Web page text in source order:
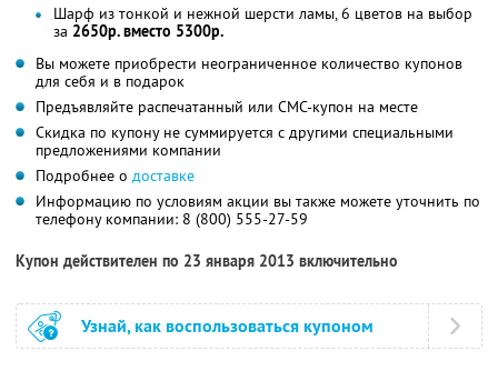
Шарф из тонкой и нежной шерсти ламы, 6 цветов на выбор
за 2650р. вместо 5300р.
Вы можете приобрести неограниченное количество купонов
для себя и в подарок
Предъявляйте распечатанный или СМС-купон на месте
Скидка по купону не суммируется с другими специальными
предложениями компании
Подробнее о доставке
Информацию по условиям акции вы также можете уточнить по
телефону компании: 8 (800) 555-27-59
Купон действителен по 23 января 2013 включительно
Узнай, как воспользоваться купоном